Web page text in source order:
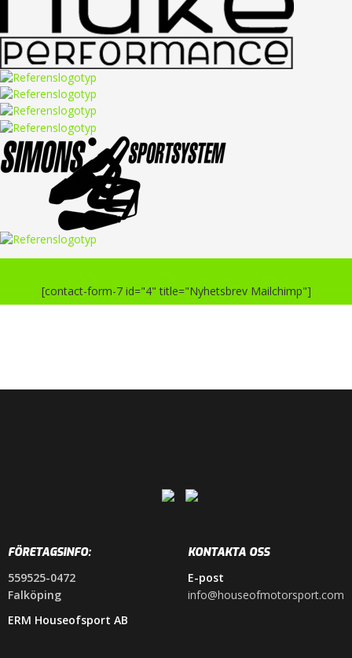
[contact-form-7 id="4" title="Nyhetsbrev Mailchimp"]
FÖRETAGSINFO:
559525-0472
Falköping
ERM Houseofsport AB
KONTAKTA OSS
E-post
info@houseofmotorsport.com